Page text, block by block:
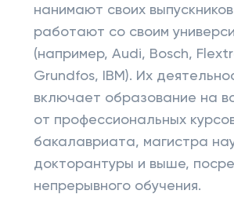
нанимают своих
работают со своим
(например, Audi, Bosch,
Grundfos, IBM). Их
включает образование на
от профессиональных
бакалавриата, магистра
докторантуры и выше,
непрерывного обучения.